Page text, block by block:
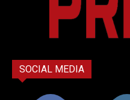
SOCIAL MEDIA